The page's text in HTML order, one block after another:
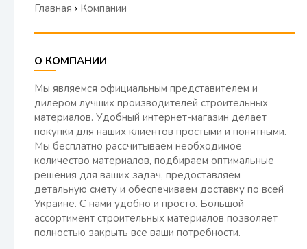
Главная › Компании
О КОМПАНИИ
Мы являемся официальным представителем и
дилером лучших производителей строительных
материалов. Удобный интернет-магазин делает
покупки для наших клиентов простыми и понятными.
Мы бесплатно рассчитываем необходимое
количество материалов, подбираем оптимальные
решения для ваших задач, предоставляем
детальную смету и обеспечиваем доставку по всей
Украине. С нами удобно и просто. Большой
ассортимент строительных материалов позволяет
полностью закрыть все ваши потребности.